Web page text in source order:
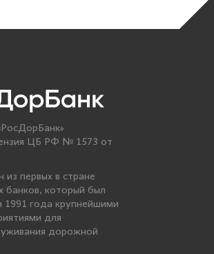
ЦБ РФ № 1573 от
первых в стране
банков, который был
1991 года крупнейшими
для
дорожной